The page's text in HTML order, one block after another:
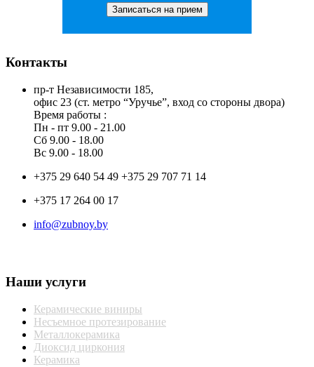
Контакты
пр-т Независимости 185,
офис 23 (ст. метро “Уручье”, вход со стороны двора)
Время работы :
Пн - пт 9.00 - 21.00
Сб 9.00 - 18.00
Вс 9.00 - 18.00
+375 29 640 54 49 +375 29 707 71 14
+375 17 264 00 17
info@zubnoy.by
Наши услуги
Керамические виниры
Несъемное протезирование
Металлокерамика
Диоксид циркония
Керамика